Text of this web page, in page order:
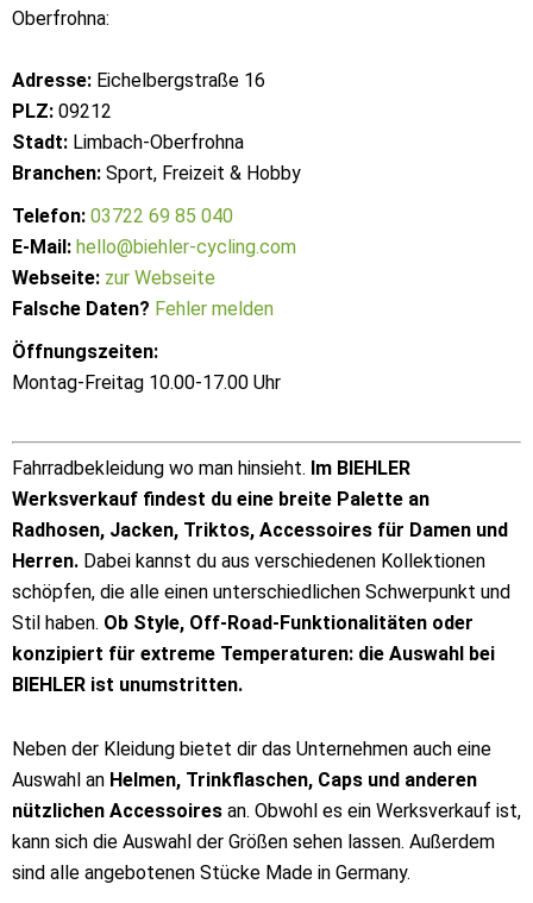
Oberfrohna:
Adresse: Eichelbergstraße 16
PLZ: 09212
Stadt: Limbach-Oberfrohna
Branchen: Sport, Freizeit & Hobby
Telefon: 03722 69 85 040
E-Mail: hello@biehler-cycling.com
Webseite: zur Webseite
Falsche Daten? Fehler melden
Öffnungszeiten:
Montag-Freitag 10.00-17.00 Uhr
Fahrradbekleidung wo man hinsieht. Im BIEHLER
Werksverkauf findest du eine breite Palette an
Radhosen, Jacken, Triktos, Accessoires für Damen und
Herren. Dabei kannst du aus verschiedenen Kollektionen
schöpfen, die alle einen unterschiedlichen Schwerpunkt und
Stil haben. Ob Style, Off-Road-Funktionalitäten oder
konzipiert für extreme Temperaturen: die Auswahl bei
BIEHLER ist unumstritten.
Neben der Kleidung bietet dir das Unternehmen auch eine
Auswahl an Helmen, Trinkflaschen, Caps und anderen
nützlichen Accessoires an. Obwohl es ein Werksverkauf ist,
kann sich die Auswahl der Größen sehen lassen. Außerdem
sind alle angebotenen Stücke Made in Germany.